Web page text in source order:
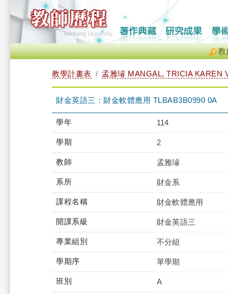
教
教學計畫表 孟雅璿 MANGAL, TRICIA KAREN
財金英語三：財金軟體應用 TLBAB3B0990 0A
學年 114
學期 2
教師 孟雅璿
系所 財金系
課程名稱 財金軟體應用
開課系級 財金英語三
專業組別 不分組
學期序 單學期
班別 A